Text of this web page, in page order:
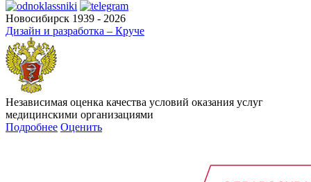
Новосибирск 1939 - 2026
Дизайн и разработка – Круче
Независимая оценка качества условий оказания услуг
медицинскими организациями
Подробнее Оценить